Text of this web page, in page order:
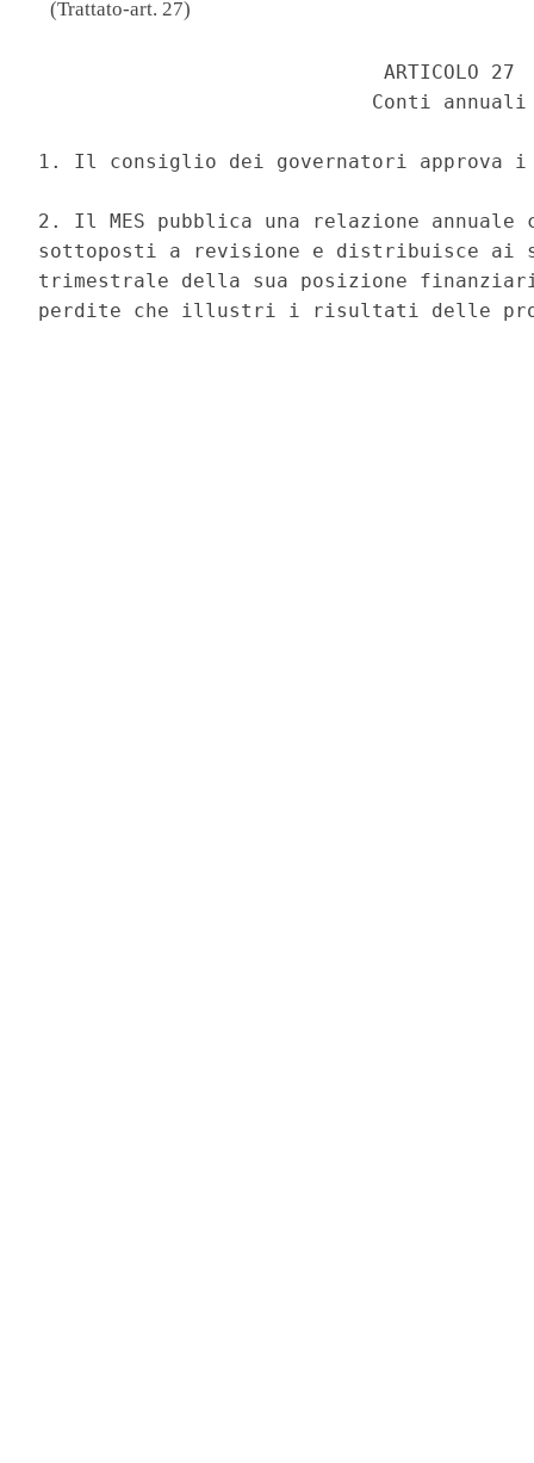
(Trattato-art. 27)
                             ARTICOLO 27
Conti
1. Il consiglio dei governatori approva
2. Il MES pubblica una relazione
sottoposti a revisione e distribuisce ai
trimestrale della sua posizione
perdite che illustri i risultati delle